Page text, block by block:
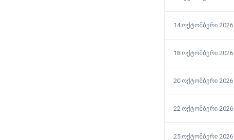
14 ოქტომბერი 2026
18 ოქტომბერი 2026
20 ოქტომბერი 2026
22 ოქტომბერი 2026
25 ოქტომბერი 2026